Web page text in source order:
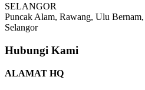
SELANGOR
Puncak Alam, Rawang, Ulu
Selangor
Hubungi Kami
ALAMAT HQ